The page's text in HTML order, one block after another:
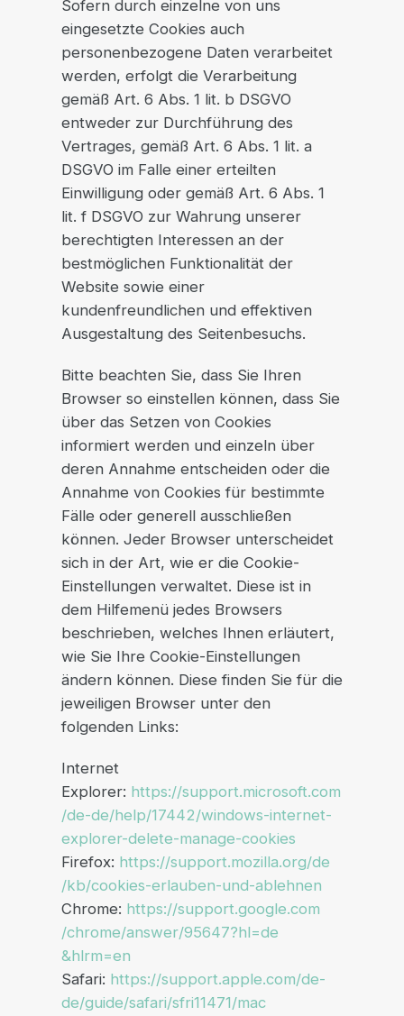
Sofern durch einzelne von uns
eingesetzte Cookies auch
personenbezogene Daten verarbeitet
werden, erfolgt die Verarbeitung
gemäß Art. 6 Abs. 1 lit. b DSGVO
entweder zur Durchführung des
Vertrages, gemäß Art. 6 Abs. 1 lit. a
DSGVO im Falle einer erteilten
Einwilligung oder gemäß Art. 6 Abs. 1
lit. f DSGVO zur Wahrung unserer
berechtigten Interessen an der
bestmöglichen Funktionalität der
Website sowie einer
kundenfreundlichen und effektiven
Ausgestaltung des Seitenbesuchs.
Bitte beachten Sie, dass Sie Ihren
Browser so einstellen können, dass Sie
über das Setzen von Cookies
informiert werden und einzeln über
deren Annahme entscheiden oder die
Annahme von Cookies für bestimmte
Fälle oder generell ausschließen
können. Jeder Browser unterscheidet
sich in der Art, wie er die Cookie-
Einstellungen verwaltet. Diese ist in
dem Hilfemenü jedes Browsers
beschrieben, welches Ihnen erläutert,
wie Sie Ihre Cookie-Einstellungen
ändern können. Diese finden Sie für die
jeweiligen Browser unter den
folgenden Links:
Internet
Explorer: https://support.microsoft.com
/de-de/help/17442/windows-internet-
explorer-delete-manage-cookies
Firefox: https://support.mozilla.org/de
/kb/cookies-erlauben-und-ablehnen
Chrome: https://support.google.com
/chrome/answer/95647?hl=de
&hlrm=en
Safari: https://support.apple.com/de-
de/guide/safari/sfri11471/mac